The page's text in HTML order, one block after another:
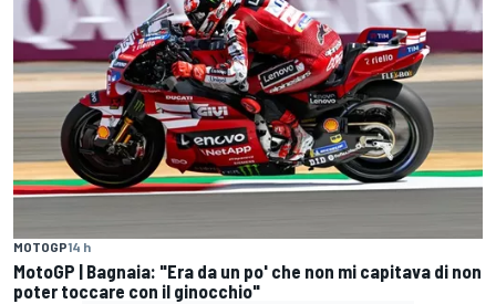
MOTOGP14 h
MotoGP | Bagnaia: "Era da un po' che non mi capitava di non
poter toccare con il ginocchio"